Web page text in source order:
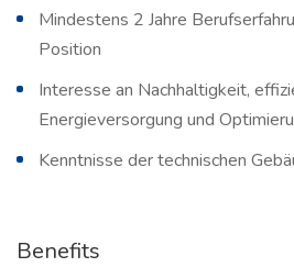
Mindestens 2 Jahre
Position
Interesse an Nachhaltigkeit,
Energieversorgung und
Kenntnisse der technischen
Benefits